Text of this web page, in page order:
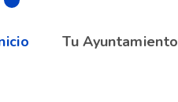
Tu Ayuntamiento